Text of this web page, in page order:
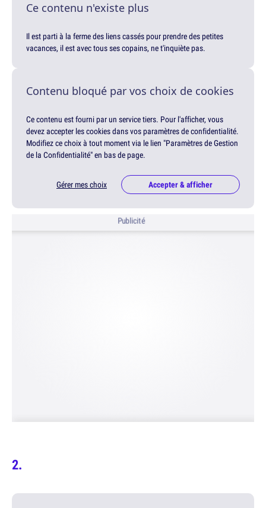
Ce contenu n'existe plus
Il est parti à la ferme des liens cassés pour prendre des petites
vacances, il est avec tous ses copains, ne t'inquiète pas.
Contenu bloqué par vos choix de cookies
Ce contenu est fourni par un service tiers. Pour l'afficher, vous
devez accepter les cookies dans vos paramètres de confidentialité.
Modifiez ce choix à tout moment via le lien "Paramètres de Gestion
de la Confidentialité" en bas de page.
Gérer mes choix Accepter & afficher
Publicité